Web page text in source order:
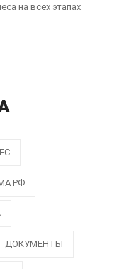
на всех этапах
РФ
ДОКУМЕНТЫ